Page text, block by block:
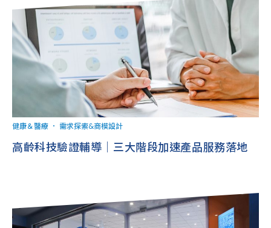
健康＆醫療 ． 需求探索&商模設計
高齡科技驗證輔導｜三大階段加速產品服務落地